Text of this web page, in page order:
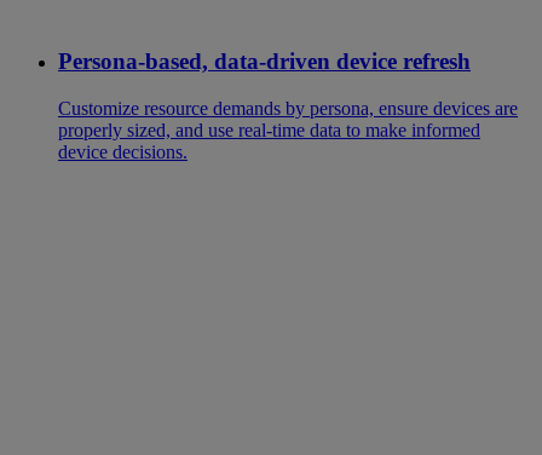
Persona-based, data-driven device refresh
Customize resource demands by persona, ensure devices are
properly sized, and use real-time data to make informed
device decisions.